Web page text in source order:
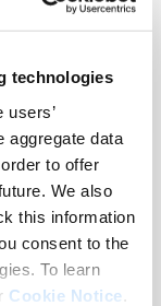
technologies
aggregate data
to offer
We also
this information
consent to the
To learn
Cookie Notice
in Master